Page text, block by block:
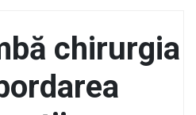
chirurgia